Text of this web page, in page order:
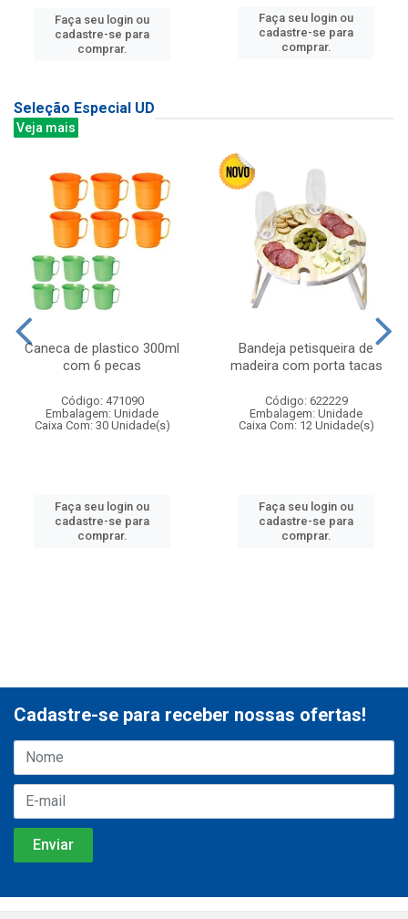
Faça seu login ou
cadastre-se para
comprar.
Faça seu login ou
cadastre-se para
comprar.
Seleção Especial UD
Veja mais
Caneca de plastico 300ml
com 6 pecas
Código: 471090
Embalagem: Unidade
Caixa Com: 30 Unidade(s)
Faça seu login ou
cadastre-se para
comprar.
Bandeja petisqueira de
madeira com porta tacas
Código: 622229
Embalagem: Unidade
Caixa Com: 12 Unidade(s)
Faça seu login ou
cadastre-se para
comprar.
Cadastre-se para receber nossas ofertas!